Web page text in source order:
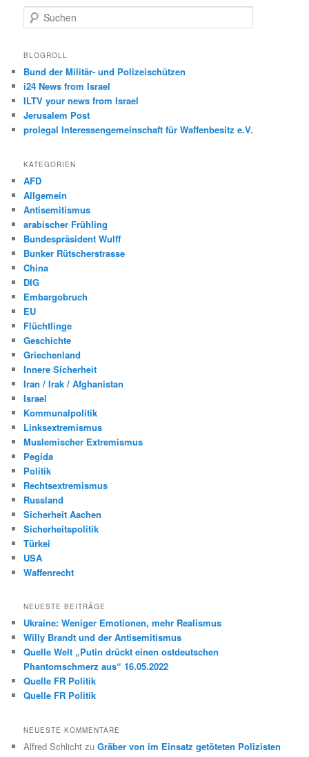
u
h
n
BLOGROLL
Bund der Militär- und Polizeischützen
i24 News from Israel
ILTV your news from Israel
Jerusalem Post
prolegal Interessengemeinschaft für Waffenbesitz e.V.
KATEGORIEN
AFD
Allgemein
Antisemitismus
arabischer Frühling
Bundespräsident Wulff
Bunker Rütscherstrasse
China
DIG
Embargobruch
EU
Flüchtlinge
Geschichte
Griechenland
Innere Sicherheit
Iran / Irak / Afghanistan
Israel
Kommunalpolitik
Linksextremismus
Muslemischer Extremismus
Pegida
Politik
Rechtsextremismus
Russland
Sicherheit Aachen
Sicherheitspolitik
Türkei
USA
Waffenrecht
NEUESTE BEITRÄGE
Ukraine: Weniger Emotionen, mehr Realismus
Willy Brandt und der Antisemitismus
Quelle Welt „Putin drückt einen ostdeutschen
Phantomschmerz aus“ 16.05.2022
Quelle FR Politik
Quelle FR Politik
NEUESTE KOMMENTARE
Alfred Schlicht zuGräber von im Einsatz getöteten Polizisten